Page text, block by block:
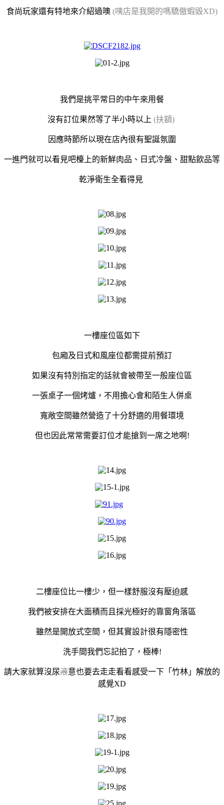
食尚玩家還有特地來介紹過噢 (咦店是我開的嗎驕傲蝦毀XD)
我們是挑平常日的中午來用餐
沒有訂位果然等了半小時以上 (扶額)
因應時節所以現在店內很有聖誕氛圍
一進門就可以看見吧檯上的新鮮肉品、日式冷盤、甜點飲品等
乾淨衛生全看得見
一樓座位區如下
包廂及日式和風座位都需提前預訂
如果沒有特別指定的話就會被帶至一般座位區
一張桌子一個烤爐，不用擔心會和陌生人併桌
寬敞空間雖然營造了十分舒適的用餐環境
但也因此常常需要訂位才能搶到一席之地啊!
二樓座位比一樓少，但一樣舒服沒有壓迫感
我們被安排在大面積而且採光極好的靠窗角落區
雖然是開放式空間，但其實設計很有隱密性
洗手間我們忘記拍了，極棒!
請大家就算沒尿液意也要去走走看看感受一下「竹林」解放的
感覺XD